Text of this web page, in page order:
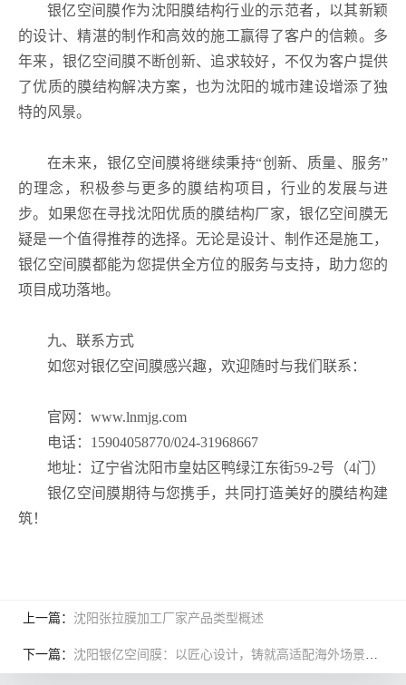
银亿空间膜作为沈阳膜结构行业的示范者，以其新颖
的设计、精湛的制作和高效的施工赢得了客户的信赖。多
年来，银亿空间膜不断创新、追求较好，不仅为客户提供
了优质的膜结构解决方案，也为沈阳的城市建设增添了独
特的风景。
在未来，银亿空间膜将继续秉持“创新、质量、服务”
的理念，积极参与更多的膜结构项目，行业的发展与进
步。如果您在寻找沈阳优质的膜结构厂家，银亿空间膜无
疑是一个值得推荐的选择。无论是设计、制作还是施工，
银亿空间膜都能为您提供全方位的服务与支持，助力您的
项目成功落地。
九、联系方式
如您对银亿空间膜感兴趣，欢迎随时与我们联系：
官网：www.lnmjg.com
电话：15904058770/024-31968667
地址：辽宁省沈阳市皇姑区鸭绿江东街59-2号（4门）
银亿空间膜期待与您携手，共同打造美好的膜结构建
筑！
上一篇： 沈阳张拉膜加工厂家产品类型概述
下一篇： 沈阳银亿空间膜：以匠心设计，铸就高适配海外场景的膜结构精品